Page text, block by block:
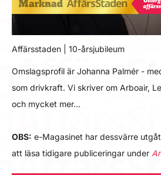
Affärsstaden | 10-årsjubileum
Omslagsprofil är Johanna Palmér -
som drivkraft. Vi skriver om Arboair,
och mycket mer…
OBS: e-Magasinet har dessvärre
att läsa tidigare publiceringar under